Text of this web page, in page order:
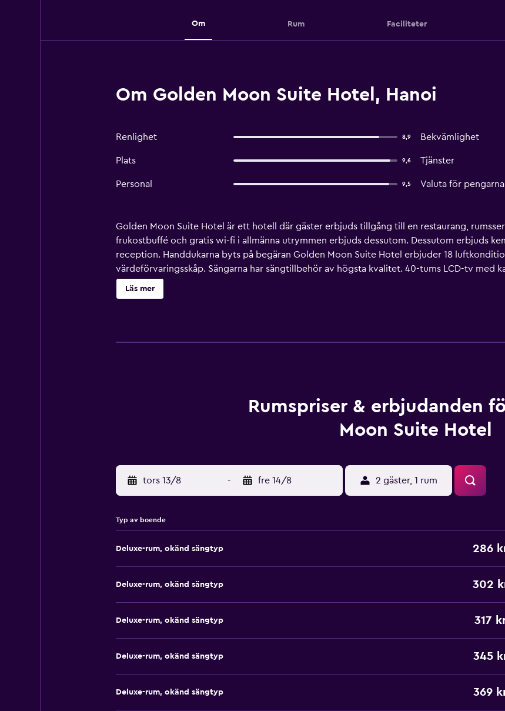
Om Rum Faciliteter
Om Golden Moon Suite Hotel, Hanoi
Renlighet 8,9 Bekvämlighet
Plats 9,6 Tjänster
Personal 9,5 Valuta för pengarna
Golden Moon Suite Hotel är ett hotell där gäster erbjuds tillgång till en restaurang,
frukostbuffé och gratis wi-fi i allmänna utrymmen erbjuds dessutom. Dessutom erbjuds
reception. Handdukarna byts på begäran Golden Moon Suite Hotel erbjuder 18
värdeförvaringsskåp. Sängarna har sängtillbehör av högsta kvalitet. 40-tums LCD-tv med
toalettartiklar och hårtorkar. Gäster har tillgång till gratis wi-fi. Boendet tillhandahåller
rummen gratis flaskvatten och gratis dagstidningar på vardagar. Byte av handdukar och
Läs mer
Rumspriser & erbjudanden
Moon Suite Hotel
tors 13/8 - fre 14/8 2 gäster, 1 rum
Typ av boende
Deluxe-rum, okänd sängtyp 286
Deluxe-rum, okänd sängtyp 302
Deluxe-rum, okänd sängtyp 317
Deluxe-rum, okänd sängtyp 345
Deluxe-rum, okänd sängtyp 369